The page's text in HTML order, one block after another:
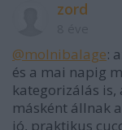
zord
@molnibalage:
és a mai napig
kategorizálás
másként állnak
jó, praktikus